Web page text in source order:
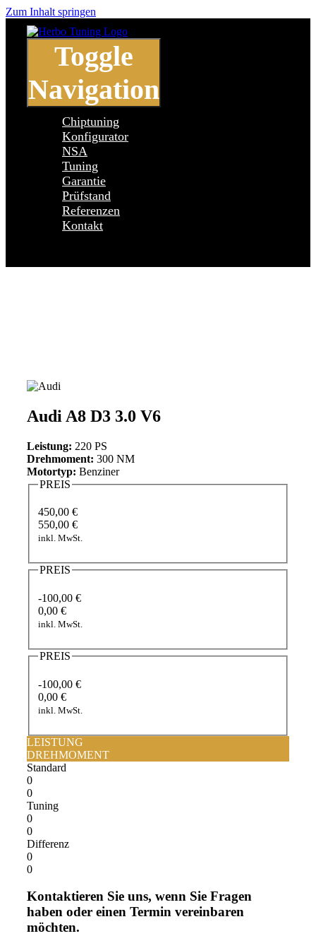
Zum Inhalt springen
Toggle
Navigation
Chiptuning
Konfigurator
NSA
Tuning
Garantie
Prüfstand
Referenzen
Kontakt
Audi A8 D3 3.0 V6
Leistung: 220 PS
Drehmoment: 300 NM
Motortyp: Benziner
PREIS
450,00 €
550,00 €
inkl. MwSt.
PREIS
-100,00 €
0,00 €
inkl. MwSt.
PREIS
-100,00 €
0,00 €
inkl. MwSt.
LEISTUNG
DREHMOMENT
Standard
0
0
Tuning
0
0
Differenz
0
0
Kontaktieren Sie uns, wenn Sie Fragen
haben oder einen Termin vereinbaren
möchten.